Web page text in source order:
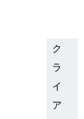
ク
ラ
イ
ア